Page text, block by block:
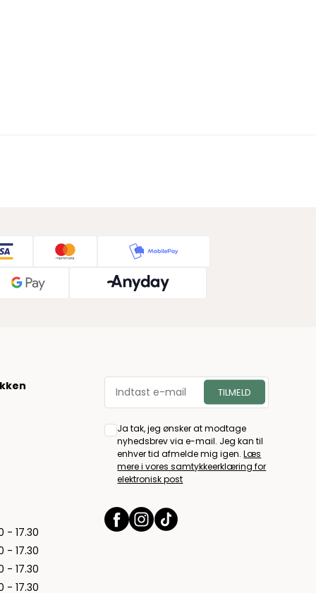
- 17.30
- 17.30
- 17.30
- 17.30
Ja tak, jeg ønsker at modtage
nyhedsbrev via e-mail. Jeg kan til
enhver tid afmelde mig igen.Læs
mere i vores samtykkeerklæring for
elektronisk post